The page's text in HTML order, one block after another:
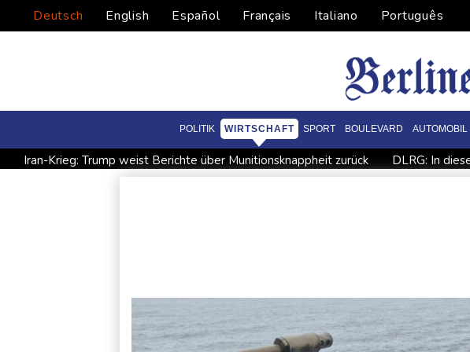
Deutsch English Español Français Italiano Português
POLITIK WIRTSCHAFT SPORT BOULEVARD AUTOMOBIL
Iran-Krieg: Trump weist Berichte über Munitionsknappheit zurück
DLRG: In